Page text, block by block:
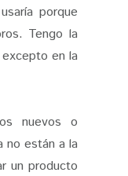
porque
Tengo la
en la
nuevos o
no están a la
un producto